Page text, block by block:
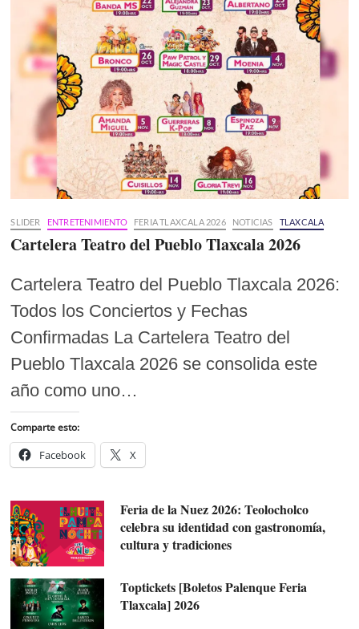
SLIDER ENTRETENIMIENTO FERIA TLAXCALA 2026 NOTICIAS TLAXCALA
Cartelera Teatro del Pueblo Tlaxcala 2026
Cartelera Teatro del Pueblo Tlaxcala 2026:
Todos los Conciertos y Fechas
Confirmadas La Cartelera Teatro del
Pueblo Tlaxcala 2026 se consolida este
año como uno…
Comparte esto:
Facebook X
Feria de la Nuez 2026: Teolocholco
celebra su identidad con gastronomía,
cultura y tradiciones
Toptickets [Boletos Palenque Feria
Tlaxcala] 2026